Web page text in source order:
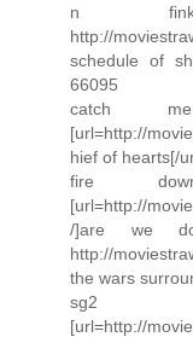
n fink[/
http://
schedule of
66095
catch
[url=http://
hief of hearts[/
fire
[url=http://
/]are we
http://
the wars
sg2
[url=http://